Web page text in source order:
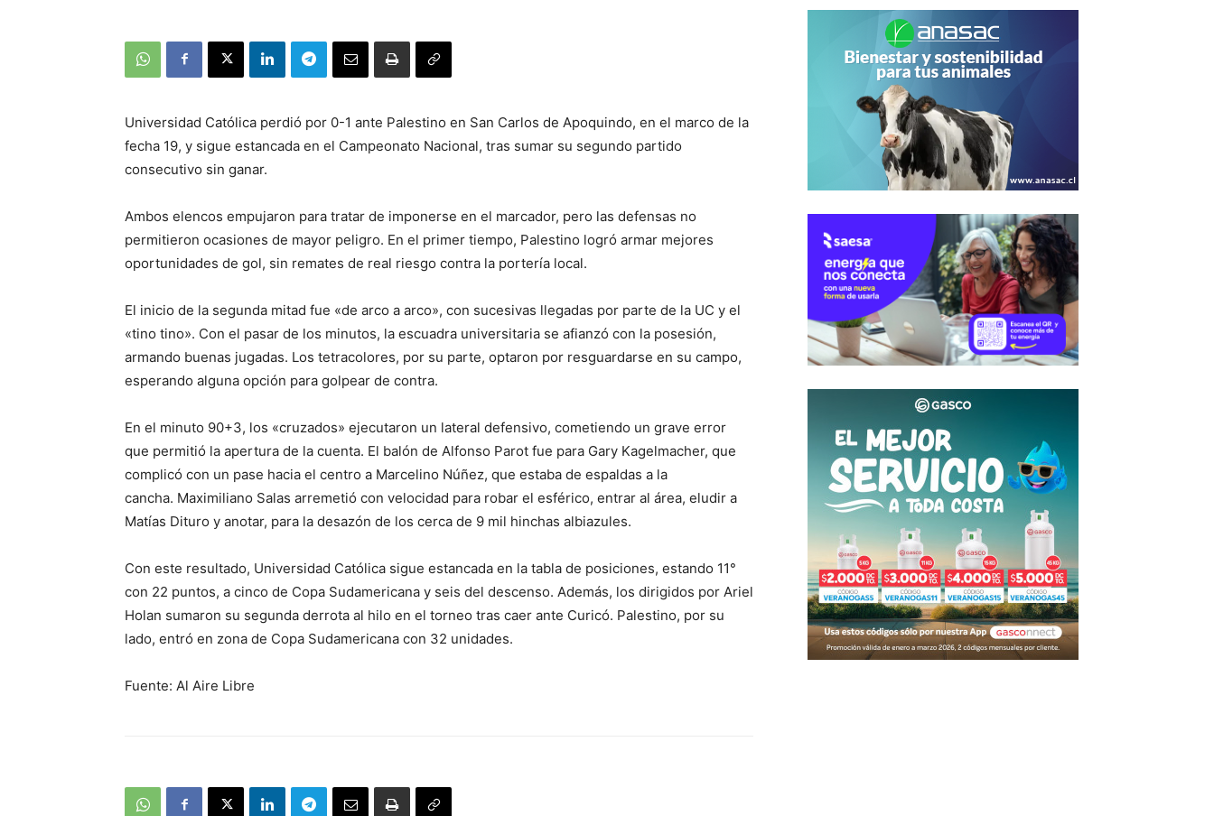
Universidad Católica perdió por 0-1 ante Palestino en San Carlos de Apoquindo, en el marco de la
fecha 19, y sigue estancada en el Campeonato Nacional, tras sumar su segundo partido
consecutivo sin ganar.
Ambos elencos empujaron para tratar de imponerse en el marcador, pero las defensas no
permitieron ocasiones de mayor peligro. En el primer tiempo, Palestino logró armar mejores
oportunidades de gol, sin remates de real riesgo contra la portería local.
El inicio de la segunda mitad fue «de arco a arco», con sucesivas llegadas por parte de la UC y el
«tino tino». Con el pasar de los minutos, la escuadra universitaria se afianzó con la posesión,
armando buenas jugadas. Los tetracolores, por su parte, optaron por resguardarse en su campo,
esperando alguna opción para golpear de contra.
En el minuto 90+3, los «cruzados» ejecutaron un lateral defensivo, cometiendo un grave error
que permitió la apertura de la cuenta. El balón de Alfonso Parot fue para Gary Kagelmacher, que
complicó con un pase hacia el centro a Marcelino Núñez, que estaba de espaldas a la
cancha. Maximiliano Salas arremetió con velocidad para robar el esférico, entrar al área, eludir a
Matías Dituro y anotar, para la desazón de los cerca de 9 mil hinchas albiazules.
Con este resultado, Universidad Católica sigue estancada en la tabla de posiciones, estando 11°
con 22 puntos, a cinco de Copa Sudamericana y seis del descenso. Además, los dirigidos por Ariel
Holan sumaron su segunda derrota al hilo en el torneo tras caer ante Curicó. Palestino, por su
lado, entró en zona de Copa Sudamericana con 32 unidades.
Fuente: Al Aire Libre